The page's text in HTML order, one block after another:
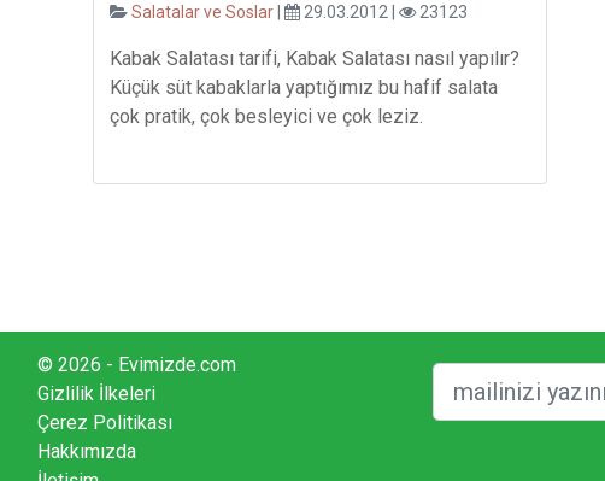
Salatalar ve Soslar 29.03.2012 | 23123
Kabak Salatası tarifi, Kabak Salatası nasıl yapılır?
Küçük süt kabaklarla yaptığımız bu hafif salata
çok pratik, çok besleyici ve çok leziz.
© 2026 - Evimizde.com
Gizlilik İlkeleri
Çerez Politikası
Hakkımızda